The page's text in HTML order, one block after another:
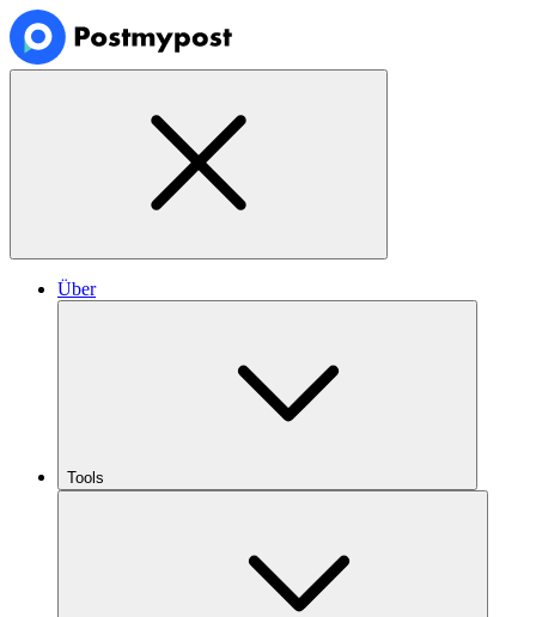
Über
Tools